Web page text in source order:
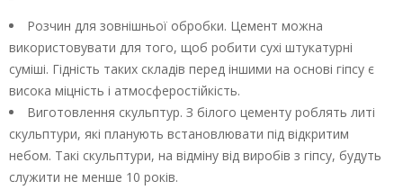
Розчин для зовнішньої обробки. Цемент можна
використовувати для того, щоб робити сухі штукатурні
суміші. Гідність таких складів перед іншими на основі гіпсу є
висока міцність і атмосферостійкість.
Виготовлення скульптур. З білого цементу роблять литі
скульптури, які планують встановлювати під відкритим
небом. Такі скульптури, на відміну від виробів з гіпсу, будуть
служити не менше 10 років.